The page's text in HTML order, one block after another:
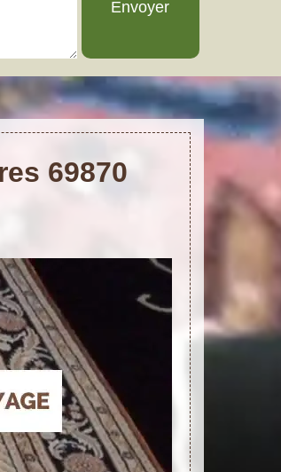
69870